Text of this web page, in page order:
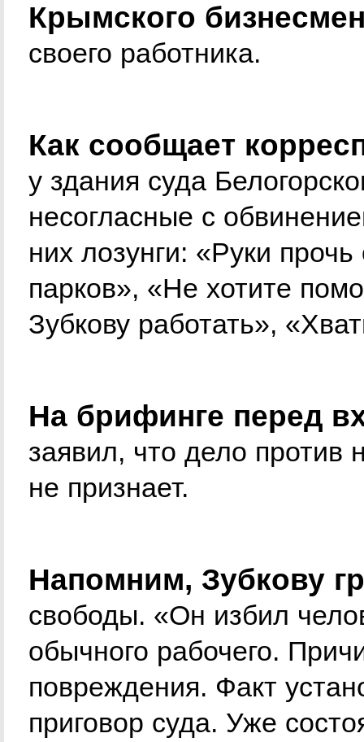
Крымского
своего работника.
Как сообщает
у здания суда
несогласные с
них лозунги: «Руки
парков», «Не хотите
Зубкову работать»,
На брифинге перед
заявил, что дело против
не признает.
Напомним, Зубкову
свободы. «Он избил
обычного рабочего.
повреждения. Факт
приговор суда. Уже